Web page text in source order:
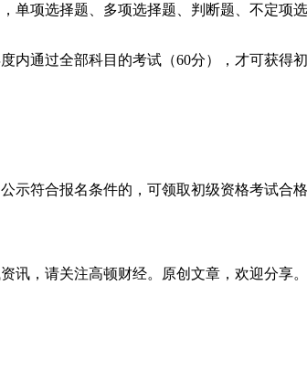
项选择题、多项选择题、判断题、不定项选
通过全部科目的考试（60分），才可获得初
符合报名条件的，可领取初级资格考试合
，请关注高顿财经。原创文章，欢迎分享